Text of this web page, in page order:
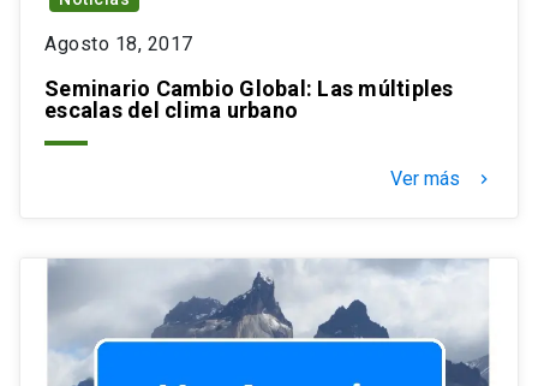
Agosto 18, 2017
Seminario Cambio Global: Las múltiples
escalas del clima urbano
Ver más keyboard_arrow_right